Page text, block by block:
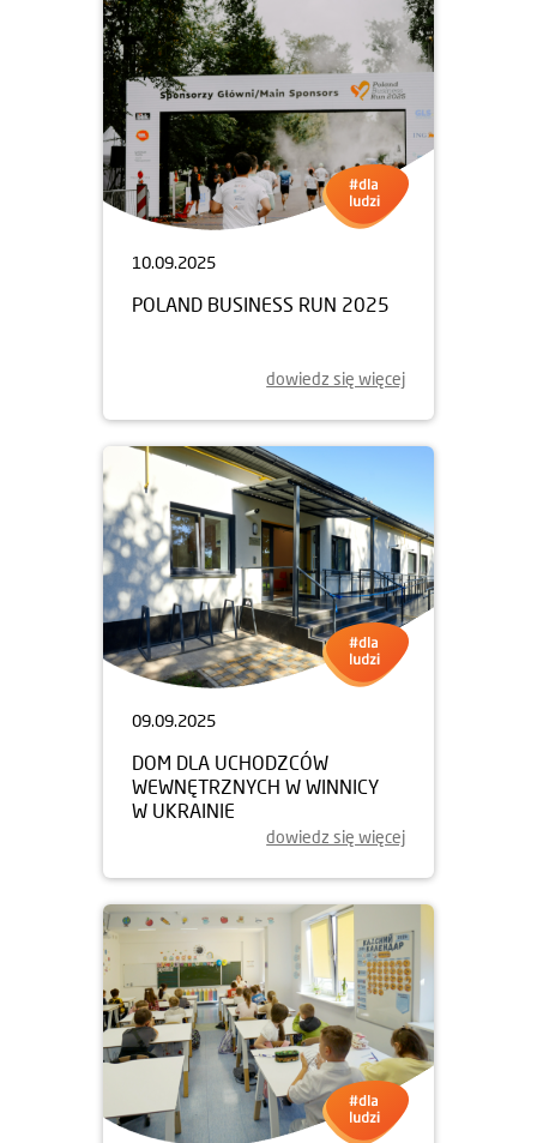
10.09.2025
POLAND BUSINESS RUN 2025
dowiedz się więcej
09.09.2025
DOM DLA UCHODZCÓW
WEWNĘTRZNYCH W WINNICY
W UKRAINIE
dowiedz się więcej